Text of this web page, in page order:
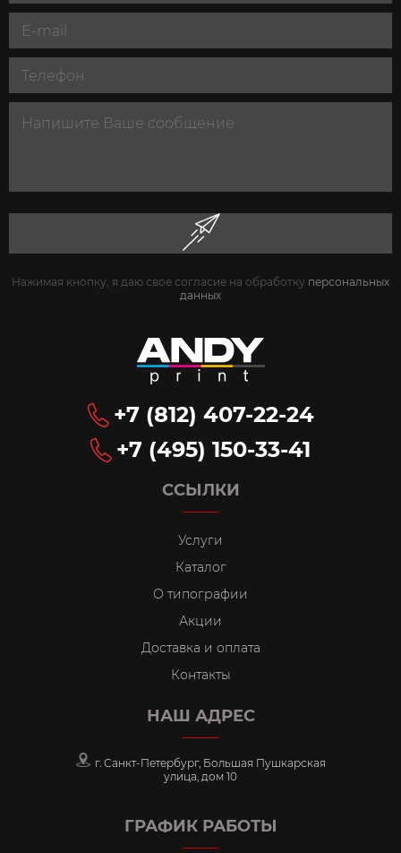
Нажимая кнопку, я даю свое согласие на обработку персональных
данных
ССЫЛКИ
Услуги
Каталог
О типографии
Акции
Доставка и оплата
Контакты
НАШ АДРЕС
г. Санкт-Петербург, Большая Пушкарская
улица, дом 10
ГРАФИК РАБОТЫ
+7 (812) 407-22-24
+7 (495) 150-33-41